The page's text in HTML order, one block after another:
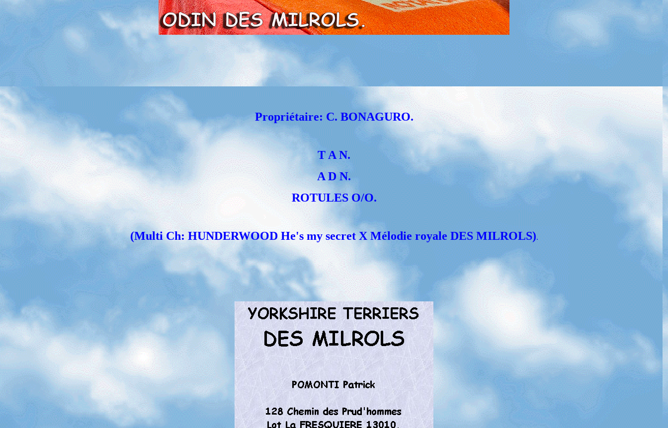
Propriétaire: C. BONAGURO.
T A N.
A D N.
ROTULES O/O.
(Multi Ch: HUNDERWOOD He's my secret X Mélodie royale DES MILROLS).